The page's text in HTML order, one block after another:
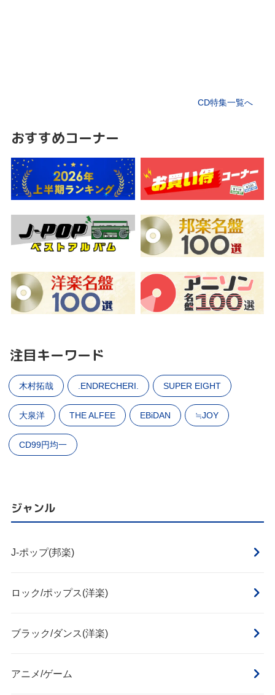
CD特集一覧へ
おすすめコーナー
注目キーワード
木村拓哉 .ENDRECHERI. SUPER EIGHT
大泉洋 THE ALFEE EBiDAN ≒JOY
CD99円均一
ジャンル
J‐ポップ(邦楽)
ロック/ポップス(洋楽)
ブラック/ダンス(洋楽)
アニメ/ゲーム